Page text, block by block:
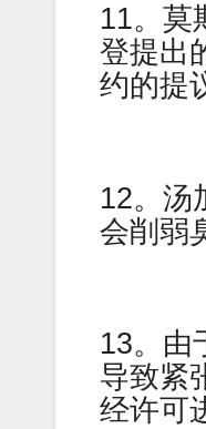
11。莫
登提出
约的提
12。汤
会削弱
13。由
导致紧
经许可